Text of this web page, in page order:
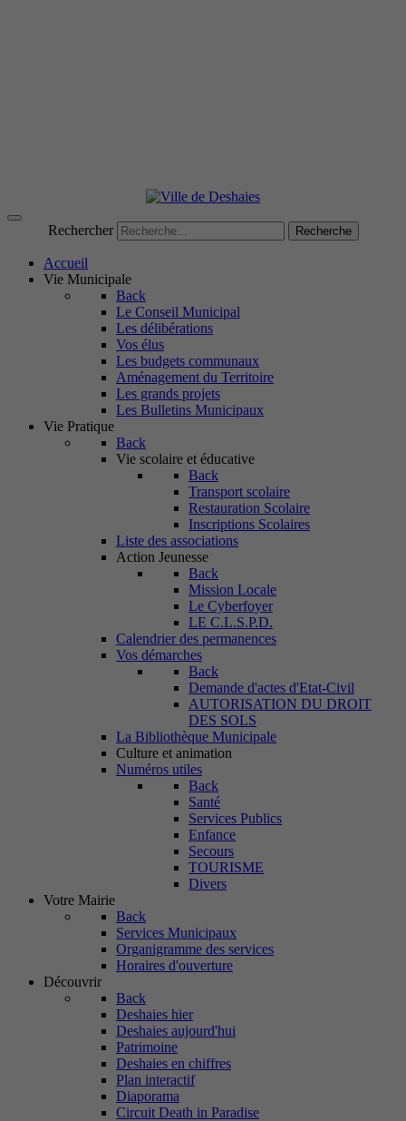
Rechercher Recherche
Accueil
Vie Municipale
Back
Le Conseil Municipal
Les délibérations
Vos élus
Les budgets communaux
Aménagement du Territoire
Les grands projets
Les Bulletins Municipaux
Vie Pratique
Back
Vie scolaire et éducative
Back
Transport scolaire
Restauration Scolaire
Inscriptions Scolaires
Liste des associations
Action Jeunesse
Back
Mission Locale
Le Cyberfoyer
LE C.L.S.P.D.
Calendrier des permanences
Vos démarches
Back
Demande d'actes d'Etat-Civil
AUTORISATION DU DROIT
DES SOLS
La Bibliothèque Municipale
Culture et animation
Numéros utiles
Back
Santé
Services Publics
Enfance
Secours
TOURISME
Divers
Votre Mairie
Back
Services Municipaux
Organigramme des services
Horaires d'ouverture
Découvrir
Back
Deshaies hier
Deshaies aujourd'hui
Patrimoine
Deshaies en chiffres
Plan interactif
Diaporama
Circuit Death in Paradise